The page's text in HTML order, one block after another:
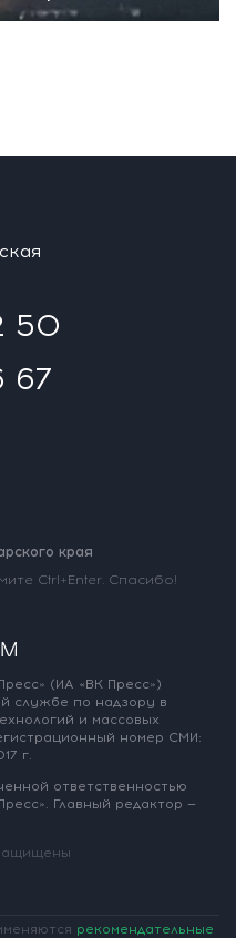
50
67
края
Ctrl+Enter. Спасибо!
(ИА «ВК Пресс»)
службе по надзору в
и массовых
номер СМИ:
г.
ответственностью
Главный редактор —
рекомендательные